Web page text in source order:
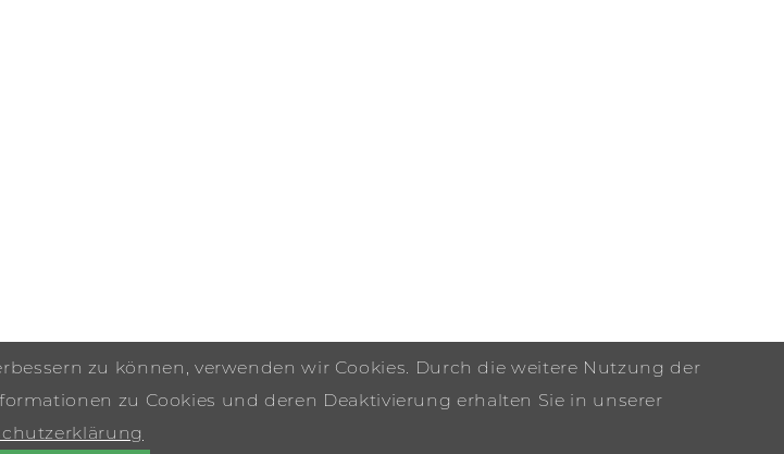
zu können, verwenden wir Cookies. Durch die weitere Nutzung der
zu Cookies und deren Deaktivierung erhalten Sie in unserer